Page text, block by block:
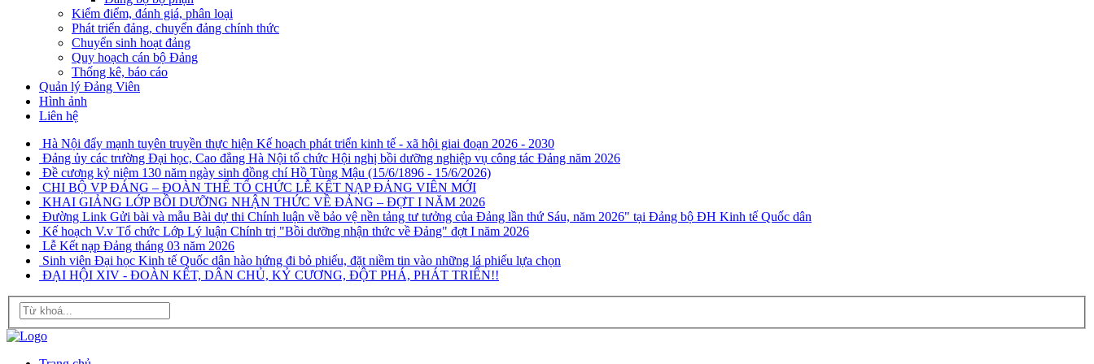
Kiểm điểm, đánh giá, phân loại
Phát triển đảng, chuyển đảng chính thức
Chuyển sinh hoạt đảng
Quy hoạch cán bộ Đảng
Thống kê, báo cáo
Quản lý Đảng Viên
Hình ảnh
Liên hệ
Hà Nội đẩy mạnh tuyên truyền thực hiện Kế hoạch phát triển kinh tế - xã hội giai đoạn 2026 - 2030
Đảng ủy các trường Đại học, Cao đẳng Hà Nội tổ chức Hội nghị bồi dưỡng nghiệp vụ công tác Đảng năm 2026
Đề cương kỷ niệm 130 năm ngày sinh đồng chí Hồ Tùng Mậu (15/6/1896 - 15/6/2026)
CHI BỘ VP ĐẢNG – ĐOÀN THỂ TỔ CHỨC LỄ KẾT NẠP ĐẢNG VIÊN MỚI
KHAI GIẢNG LỚP BỒI DƯỠNG NHẬN THỨC VỀ ĐẢNG – ĐỢT I NĂM 2026
Đường Link Gửi bài và mẫu Bài dự thi Chính luận về bảo vệ nền tảng tư tưởng của Đảng lần thứ Sáu, năm 2026" tại Đảng bộ ĐH Kinh tế Quốc dân
Kế hoạch V.v Tổ chức Lớp Lý luận Chính trị "Bồi dưỡng nhận thức về Đảng" đợt I năm 2026
Lễ Kết nạp Đảng tháng 03 năm 2026
Sinh viên Đại học Kinh tế Quốc dân hào hứng đi bỏ phiếu, đặt niềm tin vào những lá phiếu lựa chọn
ĐẠI HỘI XIV - ĐOÀN KẾT, DÂN CHỦ, KỶ CƯƠNG, ĐỘT PHÁ, PHÁT TRIỂN!!